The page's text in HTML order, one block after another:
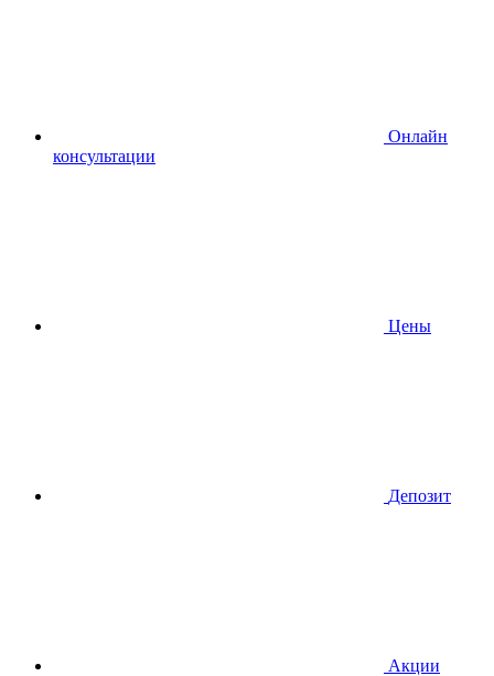
Онлайн
консультации
Цены
Депозит
Акции